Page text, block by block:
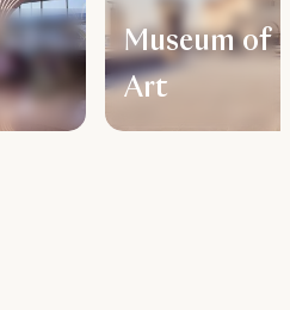
Museum of
Art